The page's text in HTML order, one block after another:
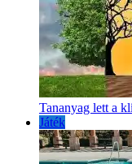
Tananyag lett a
Játék